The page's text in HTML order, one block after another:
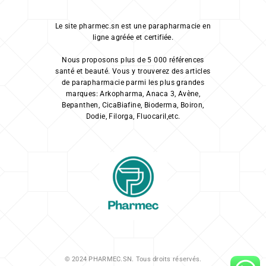
Le site pharmec.sn est une parapharmacie en
ligne agréée et certifiée.
Nous proposons plus de 5 000 références
santé et beauté. Vous y trouverez des articles
de parapharmacie parmi les plus grandes
marques: Arkopharma, Anaca 3, Avène,
Bepanthen, CicaBiafine, Bioderma, Boiron,
Dodie, Filorga, Fluocaril,etc.
© 2024 PHARMEC.SN. Tous droits réservés.